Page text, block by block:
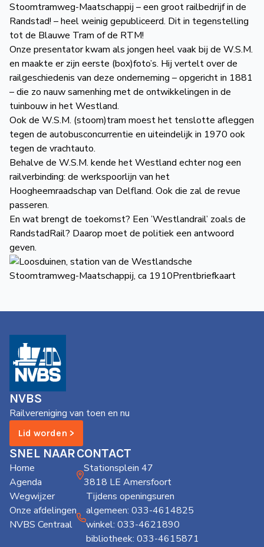
Stoomtramweg-Maatschappij – een groot railbedrijf in de
Randstad! – heel weinig gepubliceerd. Dit in tegenstelling
tot de Blauwe Tram of de RTM!
Onze presentator kwam als jongen heel vaak bij de W.S.M.
en maakte er zijn eerste (box)foto’s. Hij vertelt over de
railgeschiedenis van deze onderneming – opgericht in 1881
– die zo nauw samenhing met de ontwikkelingen in de
tuinbouw in het Westland.
Ook de W.S.M. (stoom)tram moest het tenslotte afleggen
tegen de autobusconcurrentie en uiteindelijk in 1970 ook
tegen de vrachtauto.
Behalve de W.S.M. kende het Westland echter nog een
railverbinding: de werkspoorlijn van het
Hoogheemraadschap van Delfland. Ook die zal de revue
passeren.
En wat brengt de toekomst? Een ’Westlandrail’ zoals de
RandstadRail? Daarop moet de politiek een antwoord
geven.
NVBS
Railvereniging van toen en nu
Lid worden >
SNEL NAAR
Home
Agenda
Wegwijzer
Onze afdelingen
NVBS Centraal
CONTACT
Stationsplein 47
3818 LE Amersfoort
Tijdens openingsuren
algemeen: 033-4614825
winkel: 033-4621890
bibliotheek: 033-4615871